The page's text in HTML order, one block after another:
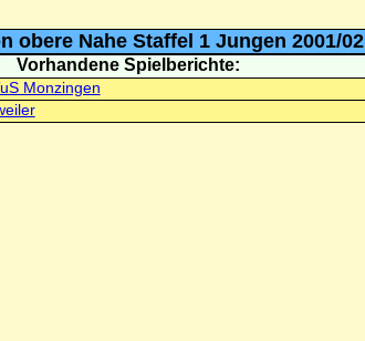
obere Nahe Staffel 1 Jungen 2001/02
Vorhandene Spielberichte:
Monzingen